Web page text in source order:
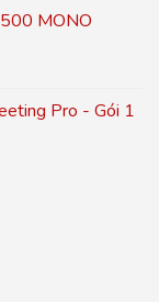
MONO
Pro - Gói 1